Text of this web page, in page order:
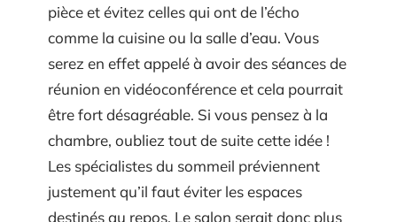
pièce et évitez celles qui ont de l’écho
comme la cuisine ou la salle d’eau. Vous
serez en effet appelé à avoir des séances de
réunion en vidéoconférence et cela pourrait
être fort désagréable. Si vous pensez à la
chambre, oubliez tout de suite cette idée !
Les spécialistes du sommeil préviennent
justement qu’il faut éviter les espaces
destinés au repos. Le salon serait donc plus